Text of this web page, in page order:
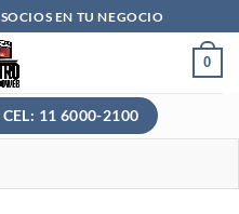
EN TU NEGOCIO
0
11 6000-2100